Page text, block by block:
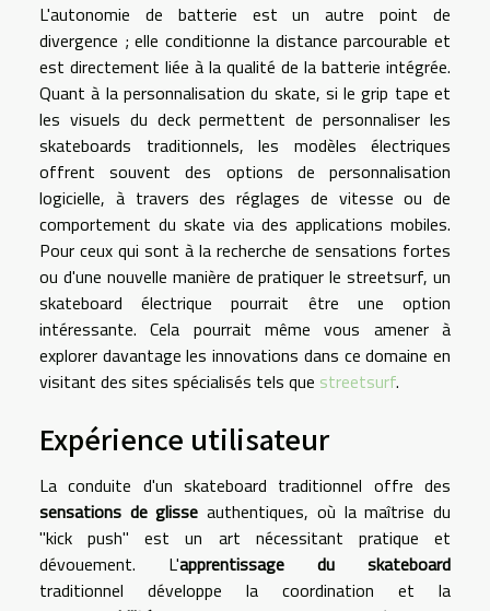
L'autonomie de batterie est un autre point de
divergence ; elle conditionne la distance parcourable et
est directement liée à la qualité de la batterie intégrée.
Quant à la personnalisation du skate, si le grip tape et
les visuels du deck permettent de personnaliser les
skateboards traditionnels, les modèles électriques
offrent souvent des options de personnalisation
logicielle, à travers des réglages de vitesse ou de
comportement du skate via des applications mobiles.
Pour ceux qui sont à la recherche de sensations fortes
ou d'une nouvelle manière de pratiquer le streetsurf, un
skateboard électrique pourrait être une option
intéressante. Cela pourrait même vous amener à
explorer davantage les innovations dans ce domaine en
visitant des sites spécialisés tels que streetsurf.
Expérience utilisateur
La conduite d'un skateboard traditionnel offre des
sensations de glisse authentiques, où la maîtrise du
"kick push" est un art nécessitant pratique et
dévouement. L'apprentissage du skateboard
traditionnel développe la coordination et la